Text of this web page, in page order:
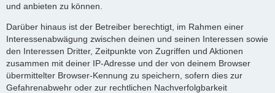
und anbieten zu können.
Darüber hinaus ist der Betreiber berechtigt, im Rahmen einer
Interessenabwägung zwischen deinen und seinen Interessen sowie
den Interessen Dritter, Zeitpunkte von Zugriffen und Aktionen
zusammen mit deiner IP-Adresse und der von deinem Browser
übermittelter Browser-Kennung zu speichern, sofern dies zur
Gefahrenabwehr oder zur rechtlichen Nachverfolgbarkeit